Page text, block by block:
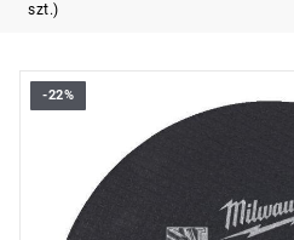
szt.)
-22%